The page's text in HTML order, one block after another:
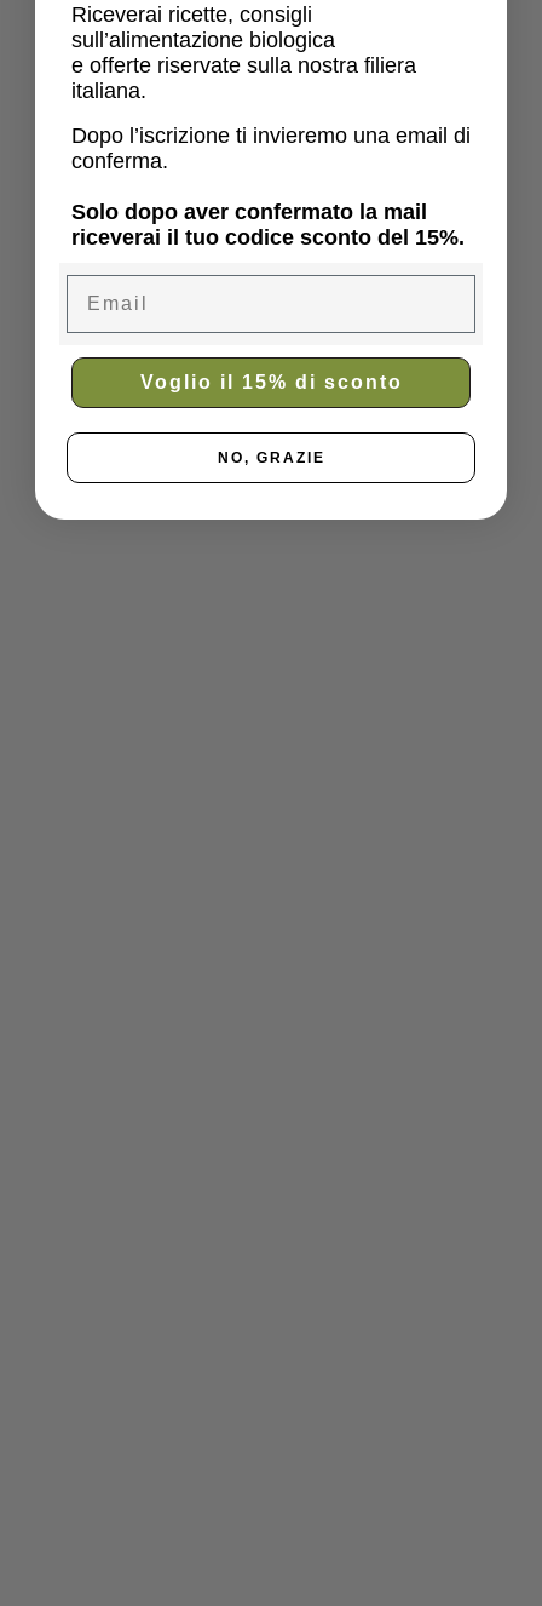
Riceverai ricette, consigli
sull’alimentazione biologica
e offerte riservate sulla nostra filiera
italiana.
Dopo l’iscrizione ti invieremo una email di
conferma.
Solo dopo aver confermato la mail
riceverai il tuo codice sconto del 15%.
Voglio il 15% di sconto
NO, GRAZIE